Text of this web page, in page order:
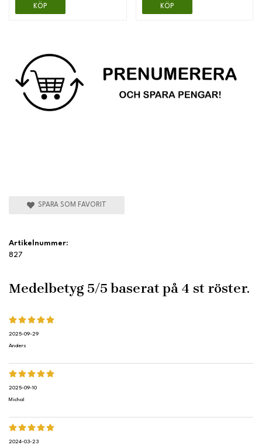
KÖP KÖP
SPARA SOM FAVORIT
Artikelnummer:
827
Medelbetyg 5/5 baserat på 4 st röster.
2025-09-29
Anders
2025-09-10
Michal
2024-03-23